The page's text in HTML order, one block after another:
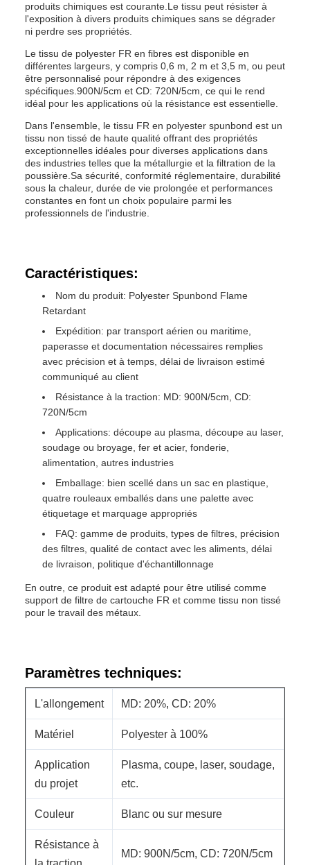
produits chimiques est courante.Le tissu peut résister à
l'exposition à divers produits chimiques sans se dégrader
ni perdre ses propriétés.
Le tissu de polyester FR en fibres est disponible en
différentes largeurs, y compris 0,6 m, 2 m et 3,5 m, ou peut
être personnalisé pour répondre à des exigences
spécifiques.900N/5cm et CD: 720N/5cm, ce qui le rend
idéal pour les applications où la résistance est essentielle.
Dans l'ensemble, le tissu FR en polyester spunbond est un
tissu non tissé de haute qualité offrant des propriétés
exceptionnelles idéales pour diverses applications dans
des industries telles que la métallurgie et la filtration de la
poussière.Sa sécurité, conformité réglementaire, durabilité
sous la chaleur, durée de vie prolongée et performances
constantes en font un choix populaire parmi les
professionnels de l'industrie.
Caractéristiques:
Nom du produit: Polyester Spunbond Flame
Retardant
Expédition: par transport aérien ou maritime,
paperasse et documentation nécessaires remplies
avec précision et à temps, délai de livraison estimé
communiqué au client
Résistance à la traction: MD: 900N/5cm, CD:
720N/5cm
Applications: découpe au plasma, découpe au laser,
soudage ou broyage, fer et acier, fonderie,
alimentation, autres industries
Emballage: bien scellé dans un sac en plastique,
quatre rouleaux emballés dans une palette avec
étiquetage et marquage appropriés
FAQ: gamme de produits, types de filtres, précision
des filtres, qualité de contact avec les aliments, délai
de livraison, politique d'échantillonnage
En outre, ce produit est adapté pour être utilisé comme
support de filtre de cartouche FR et comme tissu non tissé
pour le travail des métaux.
Paramètres techniques:
L'allongement MD: 20%, CD: 20%
Matériel Polyester à 100%
Application
du projet
Plasma, coupe, laser, soudage,
etc.
Couleur Blanc ou sur mesure
Résistance à
MD: 900N/5cm, CD: 720N/5cm